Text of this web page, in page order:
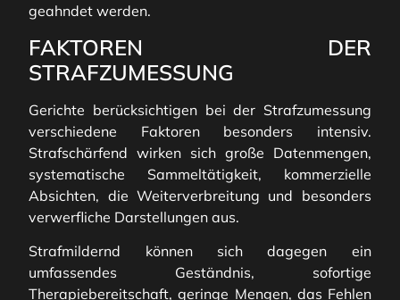
geahndet werden.
FAKTOREN DER
STRAFZUMESSUNG
Gerichte berücksichtigen bei der Strafzumessung
verschiedene Faktoren besonders intensiv.
Strafschärfend wirken sich große Datenmengen,
systematische Sammeltätigkeit, kommerzielle
Absichten, die Weiterverbreitung und besonders
verwerfliche Darstellungen aus.
Strafmildernd können sich dagegen ein
umfassendes Geständnis, sofortige
Therapiebereitschaft, geringe Mengen, das Fehlen